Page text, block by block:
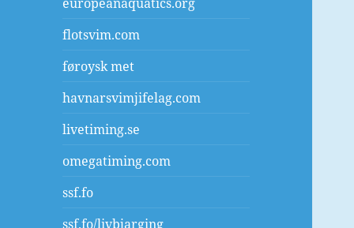
flotsvim.com
føroysk met
havnarsvimjifelag.com
livetiming.se
omegatiming.com
ssf.fo
ssf.fo/livbjarging